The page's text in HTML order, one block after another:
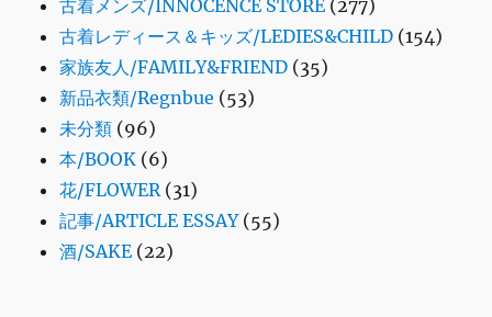
古着メンズ/INNOCENCE STORE (277)
古着レディース＆キッズ/LEDIES&CHILD (154)
家族友人/FAMILY&FRIEND (35)
新品衣類/Regnbue (53)
未分類 (96)
本/BOOK (6)
花/FLOWER (31)
記事/ARTICLE ESSAY(55)
酒/SAKE (22)